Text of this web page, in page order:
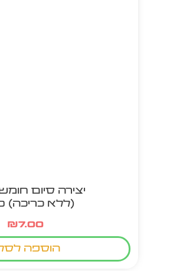
יצירה סיום
(ללא כריכה) 10 יח'
₪7.00
הוספה